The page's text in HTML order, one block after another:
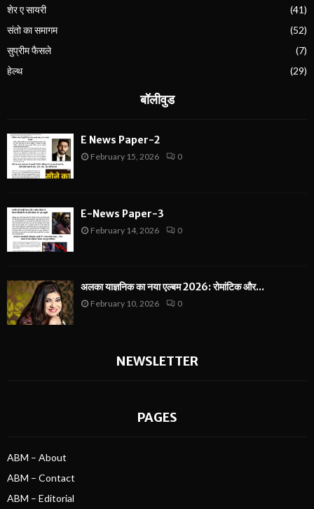
शेर ए सायरी
(41)
संतो का समागम
(52)
सुप्रीम फैसले
(7)
हेल्थ
(29)
बॉलीवुड
E News Paper-2
February 15, 2026 0
E-News Paper-3
February 14, 2026 0
अलका याज्ञनिक का नया एल्बम 2026: रोमांटिक और...
February 10, 2026 0
NEWSLETTER
PAGES
ABM – About
ABM – Contact
ABM – Editorial